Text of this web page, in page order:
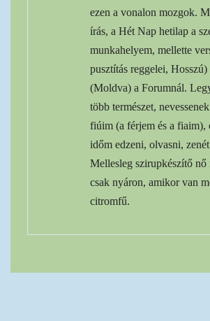
ezen a vonalon mozgok.
írás, a Hét Nap hetilap a
munkahelyem, mellette
pusztítás reggelei,
(Moldva) a Forumnál.
több természet,
fiúim (a férjem és a fiaim),
időm edzeni, olvasni,
Mellesleg szirupkészítő nő
csak nyáron, amikor van
citromfű.